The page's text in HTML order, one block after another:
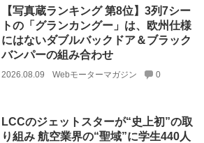
【写真蔵ランキング 第8位】3列7シー
トの「グランカングー」は、欧州仕様
にはないダブルバックドア＆ブラック
バンパーの組み合わせ
2026.08.09 Webモーターマガジン 0
LCCのジェットスターが“史上初”の取
り組み 航空業界の“聖域”に学生440人